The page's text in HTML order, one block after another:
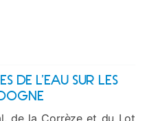
DE L’EAU SUR LES
de la Corrèze et du Lot